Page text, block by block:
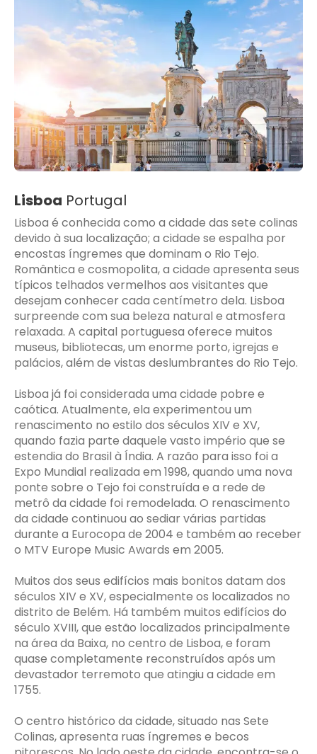
Lisboa Portugal
Lisboa é conhecida como a cidade das sete colinas
devido à sua localização; a cidade se espalha por
encostas íngremes que dominam o Rio Tejo.
Romântica e cosmopolita, a cidade apresenta seus
típicos telhados vermelhos aos visitantes que
desejam conhecer cada centímetro dela. Lisboa
surpreende com sua beleza natural e atmosfera
relaxada. A capital portuguesa oferece muitos
museus, bibliotecas, um enorme porto, igrejas e
palácios, além de vistas deslumbrantes do Rio Tejo.
Lisboa já foi considerada uma cidade pobre e
caótica. Atualmente, ela experimentou um
renascimento no estilo dos séculos XIV e XV,
quando fazia parte daquele vasto império que se
estendia do Brasil à Índia. A razão para isso foi a
Expo Mundial realizada em 1998, quando uma nova
ponte sobre o Tejo foi construída e a rede de
metrô da cidade foi remodelada. O renascimento
da cidade continuou ao sediar várias partidas
durante a Eurocopa de 2004 e também ao receber
o MTV Europe Music Awards em 2005.
Muitos dos seus edifícios mais bonitos datam dos
séculos XIV e XV, especialmente os localizados no
distrito de Belém. Há também muitos edifícios do
século XVIII, que estão localizados principalmente
na área da Baixa, no centro de Lisboa, e foram
quase completamente reconstruídos após um
devastador terremoto que atingiu a cidade em
1755.
O centro histórico da cidade, situado nas Sete
Colinas, apresenta ruas íngremes e becos